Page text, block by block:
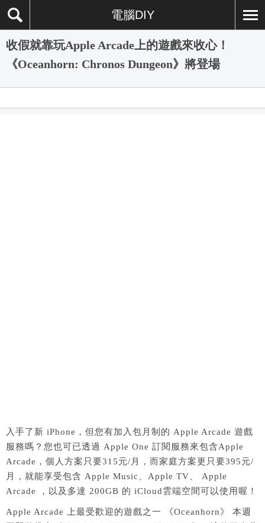
電腦DIY
收假就靠玩Apple Arcade上的遊戲來收心！
《Oceanhorn: Chronos Dungeon》將登場
入手了新 iPhone，但您有加入包月制的 Apple Arcade 遊戲
服務嗎？您也可已透過 Apple One 訂閱服務來包含Apple
Arcade，個人方案只要315元/月，而家庭方案更只要395元/
月，就能享受包含 Apple Music、Apple TV、 Apple
Arcade ，以及多達 200GB 的 iCloud雲端空間可以使用喔！
Apple Arcade 上最受歡迎的遊戲之一 《Oceanhorn》 本週